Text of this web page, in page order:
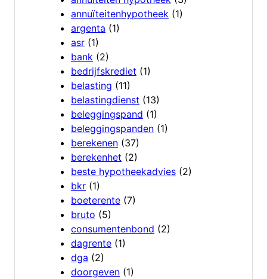
annuïteitenhypotheek (1)
argenta (1)
asr (1)
bank (2)
bedrijfskrediet (1)
belasting (11)
belastingdienst (13)
beleggingspand (1)
beleggingspanden (1)
berekenen (37)
berekenhet (2)
beste hypotheekadvies (2)
bkr (1)
boeterente (7)
bruto (5)
consumentenbond (2)
dagrente (1)
dga (2)
doorgeven (1)